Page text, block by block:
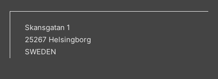
Skansgatan 1
25267 Helsingborg
SWEDEN